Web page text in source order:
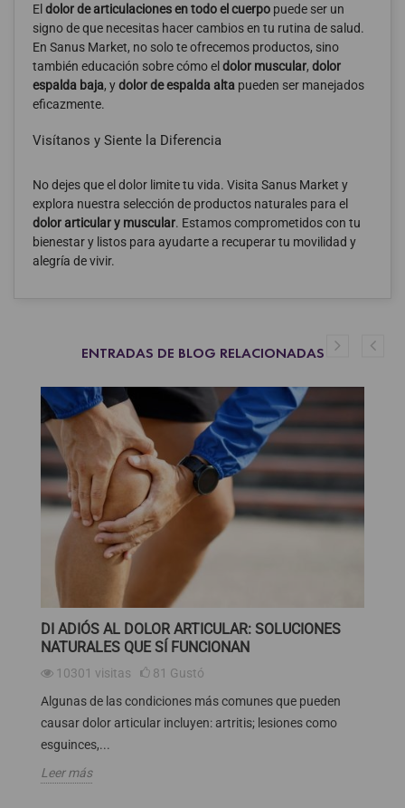
El dolor de articulaciones en todo el cuerpo puede ser un
signo de que necesitas hacer cambios en tu rutina de salud.
En Sanus Market, no solo te ofrecemos productos, sino
también educación sobre cómo el dolor muscular, dolor
espalda baja, ydolor de espalda alta pueden ser manejados
eficazmente.
Visítanos y Siente la Diferencia
No dejes que el dolor limite tu vida. Visita Sanus Market y
explora nuestra selección de productos naturales para el
dolor articular y muscular. Estamos comprometidos con tu
bienestar y listos para ayudarte a recuperar tu movilidad y
alegría de vivir.
ENTRADAS DE BLOG RELACIONADAS
DI ADIÓS AL DOLOR ARTICULAR: SOLUCIONES
NATURALES QUE SÍ FUNCIONAN
10301 visitas 81 Gustó
Algunas de las condiciones más comunes que pueden
causar dolor articular incluyen: artritis; lesiones como
esguinces,...
Leer más